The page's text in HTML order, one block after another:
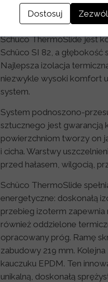
najwyższych wymagań
System drzwi
Schüco ThermoSlide jest
Schüco SI 82, a
Najlepsza izolacja
niezwykle wysoki komfort
system.
System podnoszono-
sztucznego jest gwarancją
powierzchniom tworzy on
i cicha. Warstwy
przed hałasem, wilgocią,
Schüco ThermoSlide
energetyczne: doskonałą
przebieg izoterm
również oddzielone
opracowany próg. Ramę
zabudowy 219 mm.
kauczuku EPDM. Ten
unikalną, doskonałą
Dostosuj